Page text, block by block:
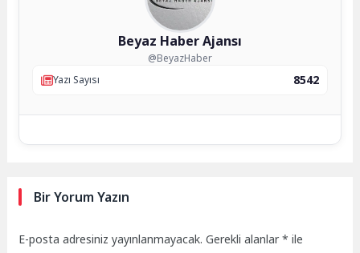
Beyaz Haber Ajansı
@BeyazHaber
Yazı Sayısı
8542
Bir Yorum Yazın
E-posta adresiniz yayınlanmayacak. Gerekli alanlar* ile